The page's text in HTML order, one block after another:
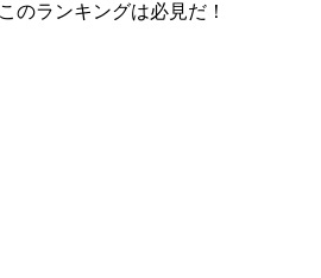
のランキングは必見だ！